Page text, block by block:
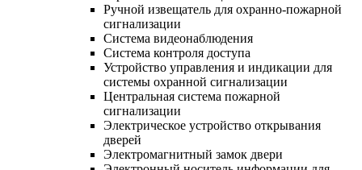
Ручной извещатель для охранно-пожарной
сигнализации
Система видеонаблюдения
Система контроля доступа
Устройство управления и индикации для
системы охранной сигнализации
Центральная система пожарной
сигнализации
Электрическое устройство открывания
дверей
Электромагнитный замок двери